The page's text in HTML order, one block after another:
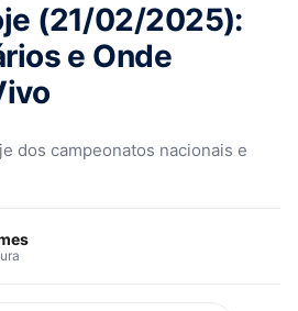
(21/02/2025):
e Onde
dos campeonatos nacionais e